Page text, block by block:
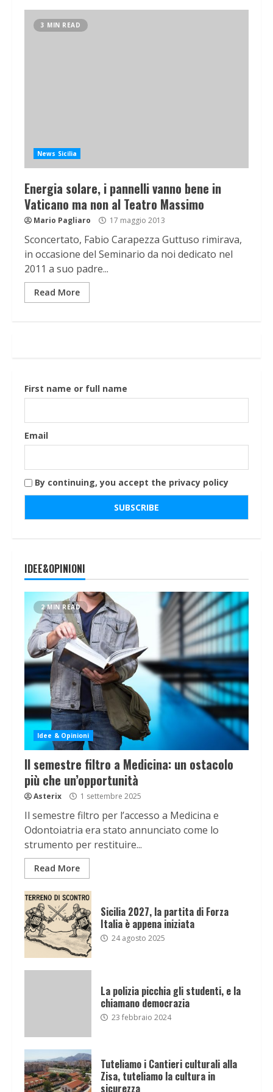
3 MIN READ
News Sicilia
Energia solare, i pannelli vanno bene in
Vaticano ma non al Teatro Massimo
Mario Pagliaro 17 maggio 2013
Sconcertato, Fabio Carapezza Guttuso rimirava,
in occasione del Seminario da noi dedicato nel
2011 a suo padre...
Read More
First name or full name
Email
By continuing, you accept the privacy policy
IDEE&OPINIONI
2 MIN READ
Idee & Opinioni
Il semestre filtro a Medicina: un ostacolo
più che un’opportunità
Asterix 1 settembre 2025
Il semestre filtro per l’accesso a Medicina e
Odontoiatria era stato annunciato come lo
strumento per restituire...
Read More
Sicilia 2027, la partita di Forza
Italia è appena iniziata
24 agosto 2025
La polizia picchia gli studenti, e la
chiamano democrazia
23 febbraio 2024
Tuteliamo i Cantieri culturali alla
Zisa, tuteliamo la cultura in
sicurezza